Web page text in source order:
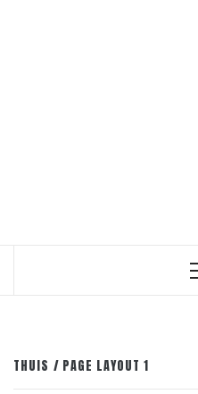
THUIS PAGE LAYOUT 1